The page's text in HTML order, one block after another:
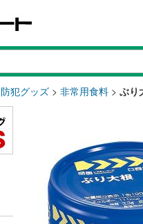
犯グッズ > 非常用食料 > ぶ